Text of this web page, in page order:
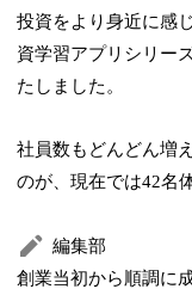
投資をより身近に感
資学習アプリシリー
たしました。
社員数もどんどん増
のが、現在では42名
編集部
創業当初から順調に